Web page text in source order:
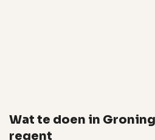
Wat te doen in
regent